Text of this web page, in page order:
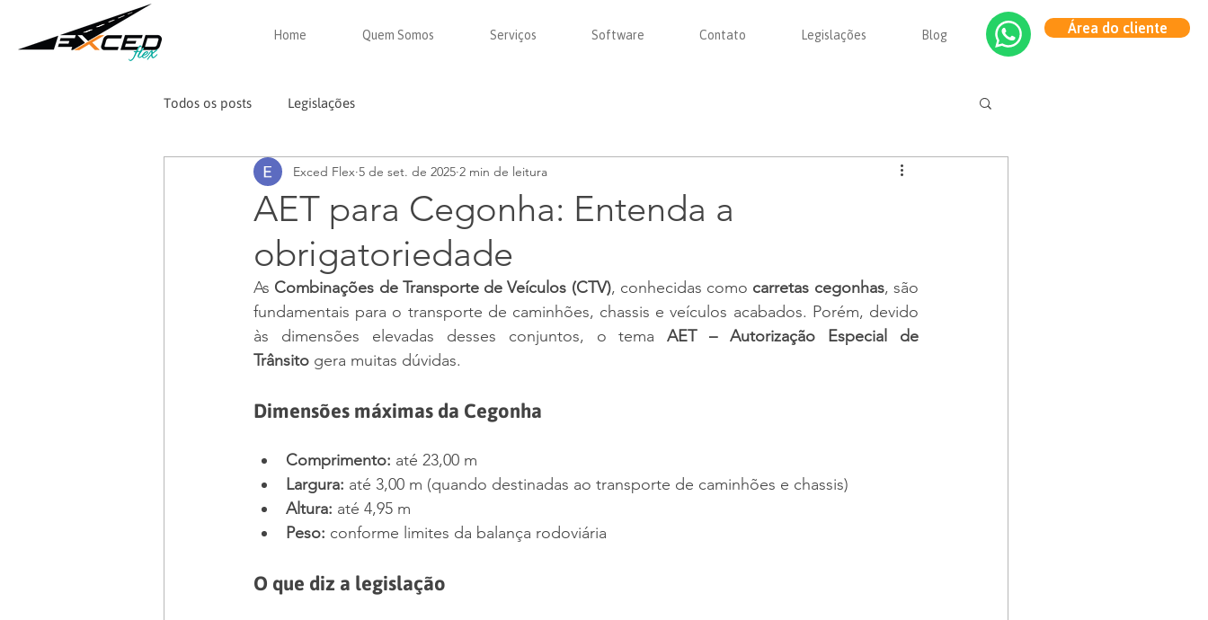
Área do cliente
Home Quem Somos Serviços Software Contato Legislações Blog
Todos os posts Legislações
AET para Cegonha: Entenda a
obrigatoriedade
Exced Flex 5 de set. de 2025 2 min de leitura
As Combinações de Transporte de Veículos (CTV), conhecidas como carretas cegonhas, são
fundamentais para o transporte de caminhões, chassis e veículos acabados. Porém, devido
às dimensões elevadas desses conjuntos, o tema AET – Autorização Especial de
Trânsito gera muitas dúvidas.
Dimensões máximas da Cegonha
Comprimento: até 23,00 m
Largura: até 3,00 m (quando destinadas ao transporte de caminhões e chassis)
Altura: até 4,95 m
Peso: conforme limites da balança rodoviária
O que diz a legislação